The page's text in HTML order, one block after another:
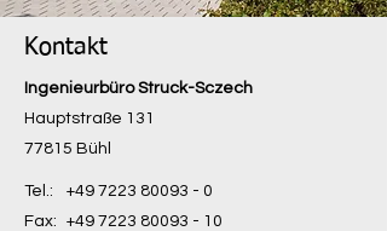
Kontakt
Ingenieurbüro Struck-Sczech
Hauptstraße 131
77815 Bühl
Tel.:
+49 7223 80093 - 0
Fax:
+49 7223 80093 - 10